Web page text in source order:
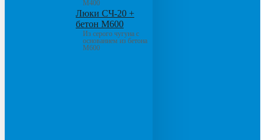
М400
Люки СЧ-20 +
бетон М600
Из серого чугуна с
основанием из бетона
М600